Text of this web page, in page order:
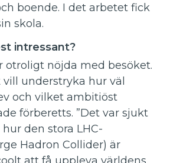
boende. I det arbetet fick
skola.
intressant?
otroligt nöjda med besöket.
understryka hur väl
och vilket ambitiöst
förberetts. ”Det var sjukt
den stora LHC-
Hadron Collider) är